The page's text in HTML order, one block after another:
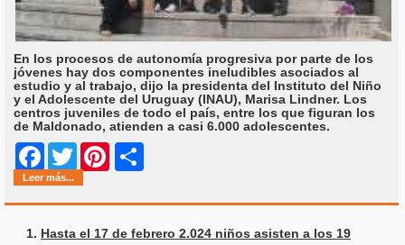
En los procesos de autonomía progresiva por parte de los
jóvenes hay dos componentes ineludibles asociados al
estudio y al trabajo, dijo la presidenta del Instituto del Niño
y el Adolescente del Uruguay (INAU), Marisa Lindner. Los
centros juveniles de todo el país, entre los que figuran los
de Maldonado, atienden a casi 6.000 adolescentes.
Facebook
Twitter Pinterest
Leer más...
Hasta el 17 de febrero 2.024 niños asisten a los 19